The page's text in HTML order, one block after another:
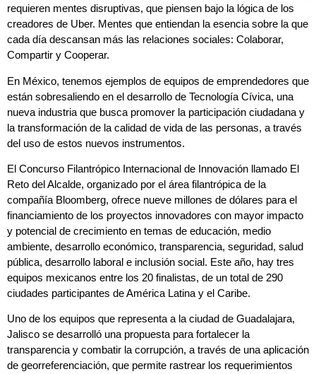
requieren mentes disruptivas, que piensen bajo la lógica de los
creadores de Uber. Mentes que entiendan la esencia sobre la que
cada día descansan más las relaciones sociales: Colaborar,
Compartir y Cooperar.
En México, tenemos ejemplos de equipos de emprendedores que
están sobresaliendo en el desarrollo de Tecnología Cívica, una
nueva industria que busca promover la participación ciudadana y
la transformación de la calidad de vida de las personas, a través
del uso de estos nuevos instrumentos.
El Concurso Filantrópico Internacional de Innovación llamado El
Reto del Alcalde, organizado por el área filantrópica de la
compañía Bloomberg, ofrece nueve millones de dólares para el
financiamiento de los proyectos innovadores con mayor impacto
y potencial de crecimiento en temas de educación, medio
ambiente, desarrollo económico, transparencia, seguridad, salud
pública, desarrollo laboral e inclusión social. Este año, hay tres
equipos mexicanos entre los 20 finalistas, de un total de 290
ciudades participantes de América Latina y el Caribe.
Uno de los equipos que representa a la ciudad de Guadalajara,
Jalisco se desarrolló una propuesta para fortalecer la
transparencia y combatir la corrupción, a través de una aplicación
de georreferenciación, que permite rastrear los requerimientos